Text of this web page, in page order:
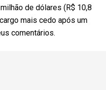
de dólares (R$ 10,8
mais cedo após um
comentários.